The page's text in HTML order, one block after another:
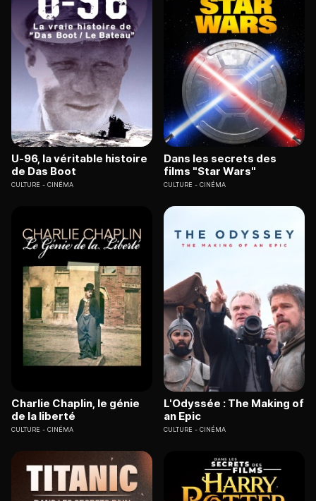
U-96, la véritable histoire
de Das Boot
CULTURE CINÉMA
Dans les secrets des
films "Star Wars"
CULTURE CINÉMA
Charlie Chaplin, le génie
de la liberté
CULTURE CINÉMA
L'Odyssée : The Making of
an Epic
CULTURE CINÉMA